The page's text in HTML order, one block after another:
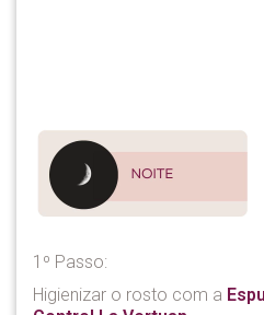
1º Passo:
Higienizar o rosto com a